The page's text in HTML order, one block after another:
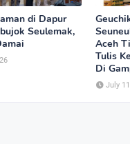
di Dapur
Seulemak,
Aceh
Tulis
Di
July